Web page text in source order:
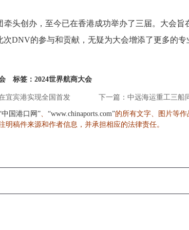
牵头创办，至今已在香港成功举办了三届。大会旨
DNV的参与和贡献，无疑为大会增添了更多的专
标签：2024世界航商大会
宜宾港实现全国首发 下一篇：中远海运重工三船
中国港口网”、 “www.chinaports.com”的所有文字、图片等
稿件来源和作者信息，并承担相应的法律责任。